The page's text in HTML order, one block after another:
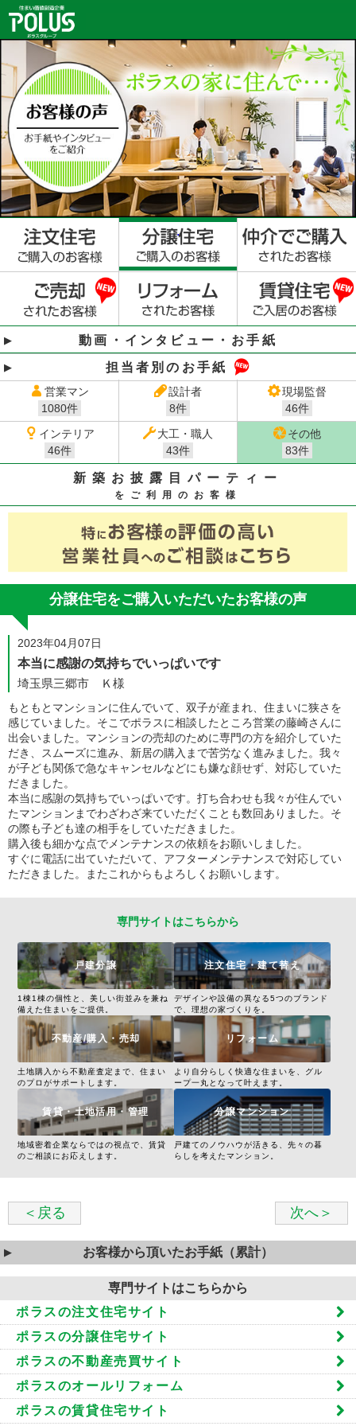
動画・インタビュー・お手紙
担当者別のお手紙
営業マン
1080件
設計者
8件
現場監督
46件
インテリア
46件
大工・職人
43件
その他
83件
新築お披露目パーティー
をご利用のお客様
分譲住宅をご購入いただいたお客様の声
2023年04月07日
本当に感謝の気持ちでいっぱいです
埼玉県三郷市 Ｋ様
もともとマンションに住んでいて、双子が産まれ、住まいに狭さを
感じていました。そこでポラスに相談したところ営業の藤崎さんに
出会いました。マンションの売却のために専門の方を紹介していた
だき、スムーズに進み、新居の購入まで苦労なく進みました。我々
が子ども関係で急なキャンセルなどにも嫌な顔せず、対応していた
だきました。
本当に感謝の気持ちでいっぱいです。打ち合わせも我々が住んでい
たマンションまでわざわざ来ていただくことも数回ありました。そ
の際も子ども達の相手をしていただきました。
購入後も細かな点でメンテナンスの依頼をお願いしました。
すぐに電話に出ていただいて、アフターメンテナンスで対応してい
ただきました。またこれからもよろしくお願いします。
専門サイトはこちらから
戸建分譲
1棟1棟の個性と、美しい街並みを兼ね
備えた住まいをご提供。
注文住宅・建て替え
デザインや設備の異なる5つのブランド
で、理想の家づくりを。
不動産/購入・売却
土地購入から不動産査定まで、住まい
のプロがサポートします。
リフォーム
より自分らしく快適な住まいを、グル
ープ一丸となって叶えます。
賃貸・土地活用・管理
地域密着企業ならではの視点で、賃貸
のご相談にお応えします。
分譲マンション
戸建てのノウハウが活きる、先々の暮
らしを考えたマンション。
＜戻る 次へ＞
お客様から頂いたお手紙（累計）
専門サイトはこちらから
ポラスの注文住宅サイト
ポラスの分譲住宅サイト
ポラスの不動産売買サイト
ポラスのオールリフォーム
ポラスの賃貸住宅サイト